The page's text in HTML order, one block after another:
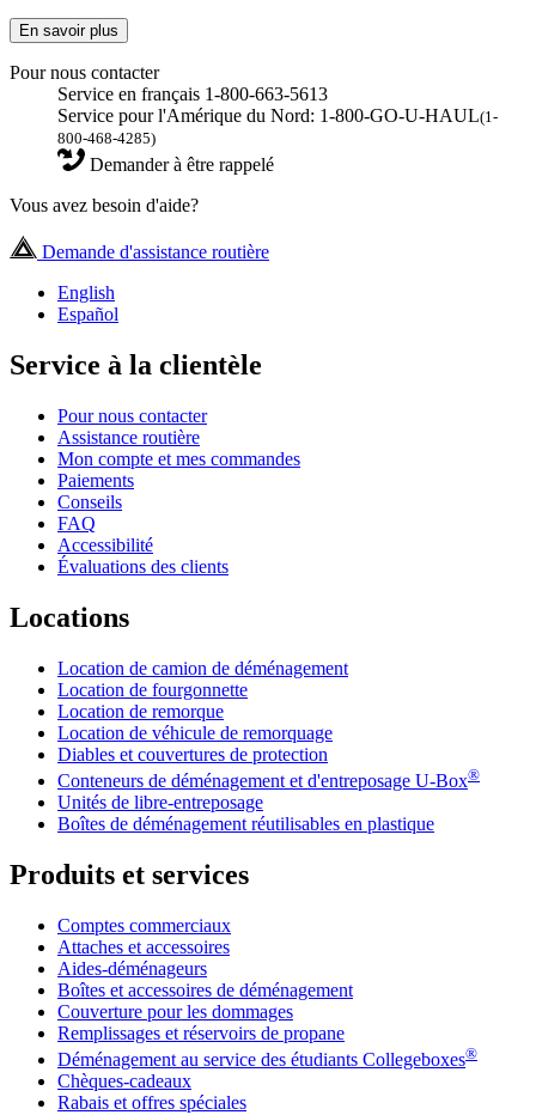
En savoir plus
Pour nous contacter
Service en français 1-800-663-5613
Service pour l'Amérique du Nord: 1-800-GO-U-HAUL(1-
800-468-4285)
Demander à être rappelé
Vous avez besoin d'aide?
Demande d'assistance routière
English
Español
Service à la clientèle
Pour nous contacter
Assistance routière
Mon compte et mes commandes
Paiements
Conseils
FAQ
Accessibilité
Évaluations des clients
Locations
Location de camion de déménagement
Location de fourgonnette
Location de remorque
Location de véhicule de remorquage
Diables et couvertures de protection
Conteneurs de déménagement et d'entreposage U-Box®
Unités de libre-entreposage
Boîtes de déménagement réutilisables en plastique
Produits et services
Comptes commerciaux
Attaches et accessoires
Aides-déménageurs
Boîtes et accessoires de déménagement
Couverture pour les dommages
Remplissages et réservoirs de propane
Déménagement au service des étudiants Collegeboxes®
Chèques-cadeaux
Rabais et offres spéciales